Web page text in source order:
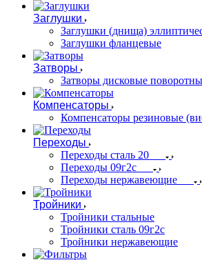
Заглушки
Заглушки (днища)
Заглушки фланцевые
Затворы
Затворы дисковые
Компенсаторы
Компенсаторы резиновые
Переходы
Переходы сталь 20
Переходы 09г2с
Переходы нержавеющие
Тройники
Тройники стальные
Тройники сталь 09г2с
Тройники нержавеющие